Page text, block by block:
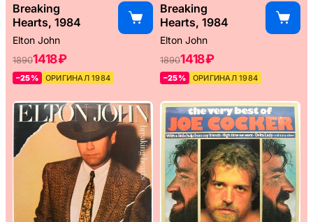
Breaking
Hearts, 1984
Elton John
18901418 ₽
–25% ОРИГИНАЛ 1984
Breaking
Hearts, 1984
Elton John
18901418 ₽
–25% ОРИГИНАЛ 1984